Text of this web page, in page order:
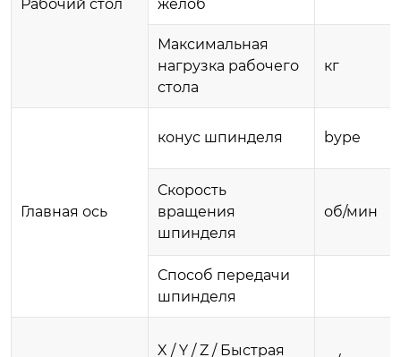
Рабочий стол желоб
Максимальная
нагрузка рабочего
стола
кг
Главная ось
конус шпинделя bype
Скорость
вращения
шпинделя
об/мин
Способ передачи
шпинделя
X / Y / Z / Быстрая